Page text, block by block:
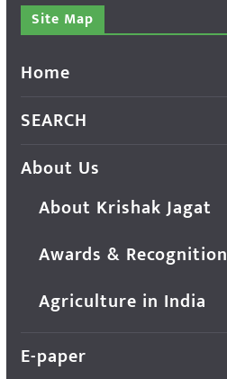
Site Map
Home
SEARCH
About Us
About Krishak Jagat
Awards & Recognition
Agriculture in India
E-paper